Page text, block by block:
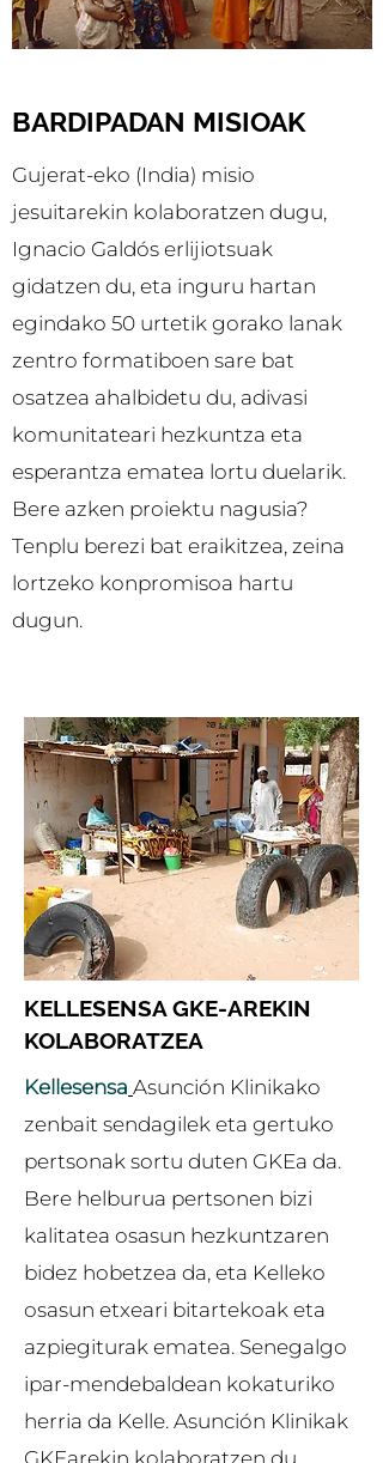
BARDIPADAN MISIOAK
Gujerat-eko (India) misio
jesuitarekin kolaboratzen dugu,
Ignacio Galdós erlijiotsuak
gidatzen du, eta inguru hartan
egindako 50 urtetik gorako lanak
zentro formatiboen sare bat
osatzea ahalbidetu du, adivasi
komunitateari hezkuntza eta
esperantza ematea lortu duelarik.
Bere azken proiektu nagusia?
Tenplu berezi bat eraikitzea, zeina
lortzeko konpromisoa hartu
dugun.
KELLESENSA GKE-AREKIN
KOLABORATZEA
Kellesensa Asunción Klinikako
zenbait sendagilek eta gertuko
pertsonak sortu duten GKEa da.
Bere helburua pertsonen bizi
kalitatea osasun hezkuntzaren
bidez hobetzea da, eta Kelleko
osasun etxeari bitartekoak eta
azpiegiturak ematea. Senegalgo
ipar-mendebaldean kokaturiko
herria da Kelle. Asunción Klinikak
GKEarekin kolaboratzen du